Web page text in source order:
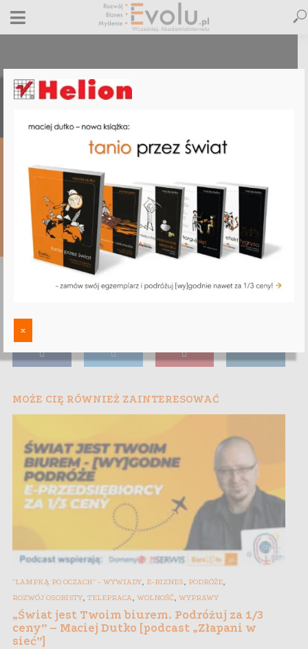
helion
26 września 2013 Dodaj komentarz
DODAJ
KOMENTARZ
MOŻE CIĘ RÓWNIEŻ ZAINTERESOWAĆ
"LAMPKĄ PO OCZACH" - WYWIADY, E-BIZNES, PODRÓŻE,
ROZWÓJ OSOBISTY, TELEPRACA, WOLNOŚĆ, WYPRAWY
„Świat jest Twoim biurem. Podróżuj za 1/3
ceny” – Maciej Dutko [podcast „Złapani w
sieć”]
x